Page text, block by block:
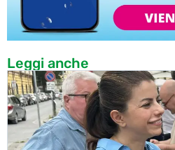
Leggi anche